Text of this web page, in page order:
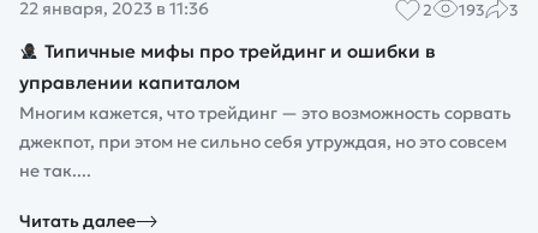
22 января, 2023 в 11:36 2 193 3
Типичные мифы про трейдинг и ошибки в
управлении капиталом
Многим кажется, что трейдинг — это возможность сорвать
джекпот, при этом не сильно себя утруждая, но это совсем
не так....
Читать далее